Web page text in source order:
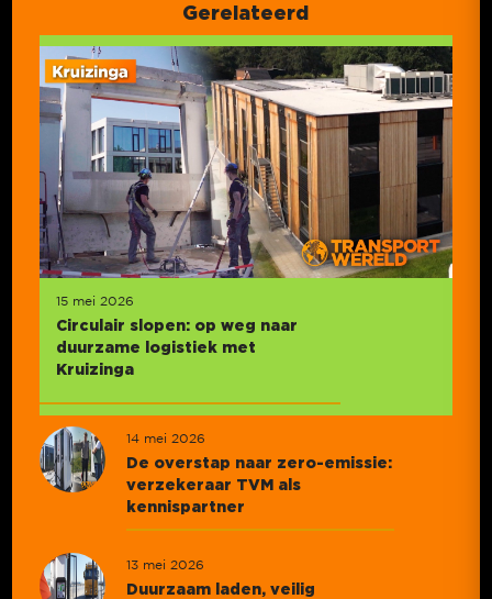
Gerelateerd
15 mei 2026
Circulair slopen: op weg naar
duurzame logistiek met
Kruizinga
14 mei 2026
De overstap naar zero-emissie:
verzekeraar TVM als
kennispartner
13 mei 2026
Duurzaam laden, veilig